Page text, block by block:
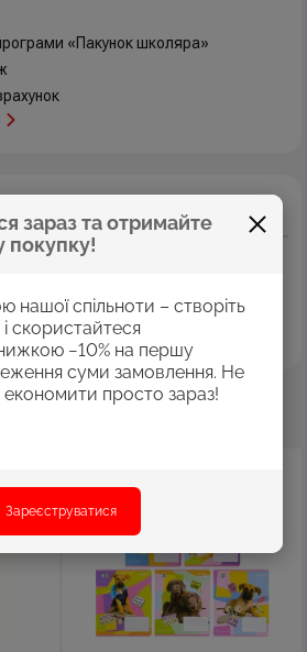
зараз та отримайте
покупку!
нашої спільноти – створіть
скористайтеся
−10% на першу
суми замовлення. Не
економити просто зараз!
Зареєструватися
день; як сформувати корисні
— і знайдеш перевірені на практиці
тобі зібратися докупи й досягти
«Пакунок школяра»